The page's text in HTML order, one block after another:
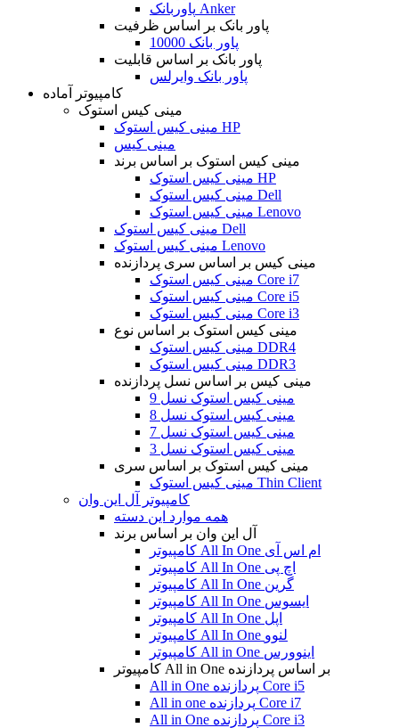
پاوربانک Anker
پاور بانک بر اساس ظرفیت
پاور بانک 10000
پاور بانک بر اساس قابلیت
پاور بانک وایرلس
کامپیوتر آماده
مینی کیس استوک
مینی کیس استوک HP
مینی کیس
مینی کیس استوک بر اساس برند
مینی کیس استوک HP
مینی کیس استوک Dell
مینی کیس استوک Lenovo
مینی کیس استوک Dell
مینی کیس استوک Lenovo
مینی کیس بر اساس سری پردازنده
مینی کیس استوک Core i7
مینی کیس استوک Core i5
مینی کیس استوک Core i3
مینی کیس استوک بر اساس نوع
مینی کیس استوک DDR4
مینی کیس استوک DDR3
مینی کیس بر اساس نسل پردازنده
مینی کیس استوک نسل 9
مینی کیس استوک نسل 8
مینی کیس استوک نسل 7
مینی کیس استوک نسل 3
مینی کیس استوک بر اساس سری
مینی کیس استوک Thin Client
کامپیوتر آل این وان
همه موارد این دسته
آل این وان بر اساس برند
کامپیوتر All In One ام اس آی
کامپیوتر All In One اچ پی
کامپیوتر All In One گرین
کامپیوتر All In One ایسوس
کامپیوتر All In One اپل
کامپیوتر All In One لنوو
کامپیوتر All in One اینوورس
کامپیوتر All in One بر اساس پردازنده
All in One پردازنده Core i5
All in one پردازنده Core i7
All in One پردازنده Core i3